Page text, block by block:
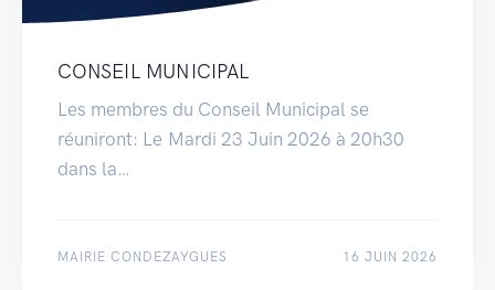
CONSEIL MUNICIPAL
Les membres du Conseil Municipal se
réuniront: Le Mardi 23 Juin 2026 à 20h30
dans la…
MAIRIE CONDEZAYGUES 16 JUIN 2026